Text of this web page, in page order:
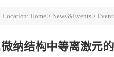
Location:Home >News &Events >
纳结构中等离激元